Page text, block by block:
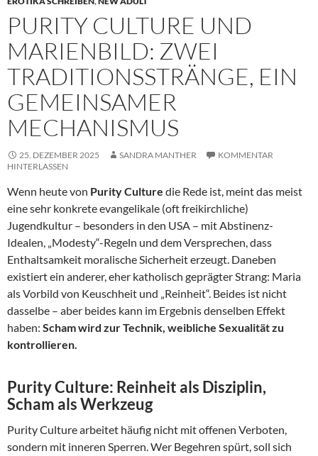
PURITY CULTURE UND
MARIENBILD: ZWEI
TRADITIONSSTRÄNGE, EIN
GEMEINSAMER
MECHANISMUS
25. DEZEMBER 2025 SANDRA MANTHER
KOMMENTAR
HINTERLASSEN
Wenn heute von Purity Culture die Rede ist, meint das meist
eine sehr konkrete evangelikale (oft freikirchliche)
Jugendkultur – besonders in den USA – mit Abstinenz-
Idealen, „Modesty“-Regeln und dem Versprechen, dass
Enthaltsamkeit moralische Sicherheit erzeugt. Daneben
existiert ein anderer, eher katholisch geprägter Strang: Maria
als Vorbild von Keuschheit und „Reinheit“. Beides ist nicht
dasselbe – aber beides kann im Ergebnis denselben Effekt
haben: Scham wird zur Technik, weibliche Sexualität zu
kontrollieren.
Purity Culture: Reinheit als Disziplin,
Scham als Werkzeug
Purity Culture arbeitet häufig nicht mit offenen Verboten,
sondern mit inneren Sperren. Wer Begehren spürt, soll sich